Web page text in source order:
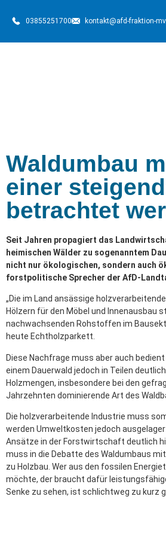
03855251700 kontakt@afd-fraktion-
Waldumbau
einer
betrachtet
Seit Jahren propagiert das
heimischen Wälder zu sogenanntem
nicht nur ökologischen, sondern auch
forstpolitische Sprecher der AfD-
„Die im Land ansässige
Hölzern für den Möbel und Innenausbau
nachwachsenden Rohstoffen im
heute Echtholzparkett.
Diese Nachfrage muss aber auch
einem Dauerwald jedoch in Teilen
Holzmengen, insbesondere bei den
Jahrzehnten dominierende Art des
Die holzverarbeitende Industrie muss
werden Umweltkosten jedoch
Ansätze in der Forstwirtschaft deutlich
muss in die Debatte des Waldumbaus
zu Holzbau. Wer aus den fossilen
möchte, der braucht dafür
Senke zu sehen, ist schlichtweg zu kurz